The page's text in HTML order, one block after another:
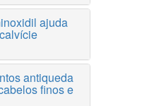
ajuda
antiqueda
finos e